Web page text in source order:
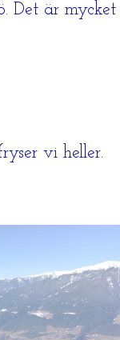
Det är mycket
vi heller.